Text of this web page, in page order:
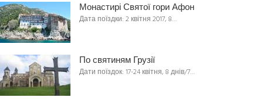
Монастирі Святої гори Афон
Дата поїздки: 2 квітня 2017, 8…
По святиням Грузії
Дати поїздок: 17-24 квітня, 8 днів/7…